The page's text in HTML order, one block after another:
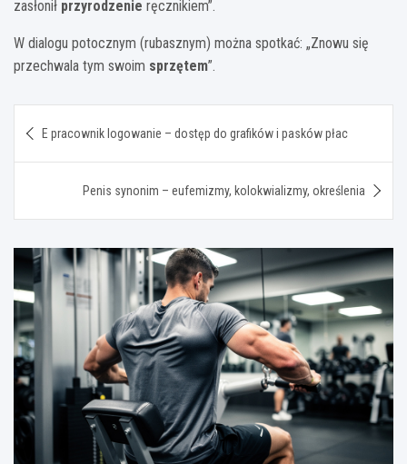
zasłonił przyrodzenie ręcznikiem”.
W dialogu potocznym (rubasznym) można spotkać: „Znowu się
przechwala tym swoim sprzętem”.
wpisu
E pracownik logowanie – dostęp do grafików i pasków płac
Penis synonim – eufemizmy, kolokwializmy, określenia